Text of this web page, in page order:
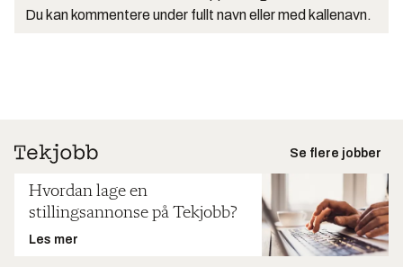
Du kan kommentere under fullt navn eller med kallenavn.
Se flere jobber
Hvordan lage en
stillingsannonse på Tekjobb?
Les mer